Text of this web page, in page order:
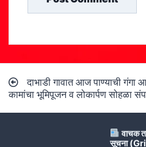
navigation
दाभाडी गावात आज पाण्याची गंगा
कामांचा भूमिपूजन व लोकार्पण सोहळा
वाचक
सूचना